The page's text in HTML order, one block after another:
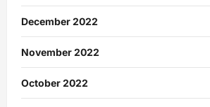
December 2022
November 2022
October 2022